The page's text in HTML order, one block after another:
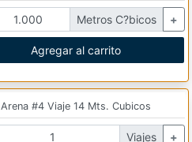
Metros C?bicos +
Agregar al carrito
Arena #4 Viaje 14 Mts. Cubicos
Viajes +